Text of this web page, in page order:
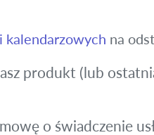
kalendarzowych na
produkt (lub
o świadczenie